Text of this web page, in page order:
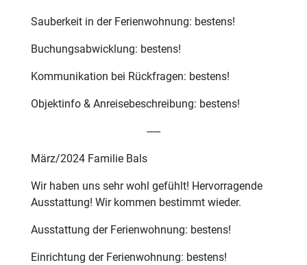
Sauberkeit in der Ferienwohnung: bestens!
Buchungsabwicklung: bestens!
Kommunikation bei Rückfragen: bestens!
Objektinfo & Anreisebeschreibung: bestens!
-----
März/2024 Familie Bals
Wir haben uns sehr wohl gefühlt! Hervorragende
Ausstattung! Wir kommen bestimmt wieder.
Ausstattung der Ferienwohnung: bestens!
Einrichtung der Ferienwohnung: bestens!